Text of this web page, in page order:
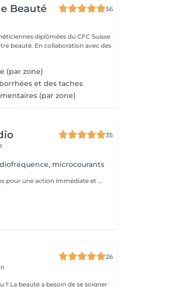
Beauté
56
diplômées du CFC Suisse
avec des
(par zone)
et des taches
(par zone)
35
microcourants
Association de trois technologies pour une action immédiate et durable afin de stimuler et densifier la production de collagène et d'élastine.
26
!! La beauté a besoin de se soigner